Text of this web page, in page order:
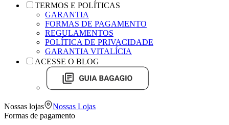
TERMOS E POLÍTICAS
GARANTIA
FORMAS DE PAGAMENTO
REGULAMENTOS
POLÍTICA DE PRIVACIDADE
GARANTIA VITALÍCIA
ACESSE O BLOG
Nossas lojas
Nossas Lojas
Formas de pagamento